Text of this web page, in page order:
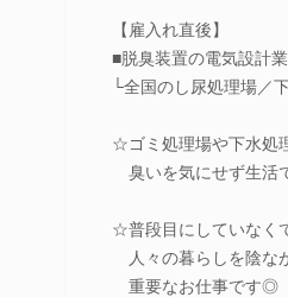
【雇入れ直後】
■脱臭装置の電気設計
└全国のし尿処理場／
☆ゴミ処理場や下水処
臭いを気にせず生活
☆普段目にしていなく
人々の暮らしを陰な
重要なお仕事です◎